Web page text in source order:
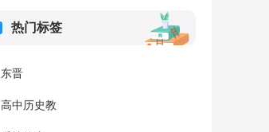
热门标签
东晋
高中历史教